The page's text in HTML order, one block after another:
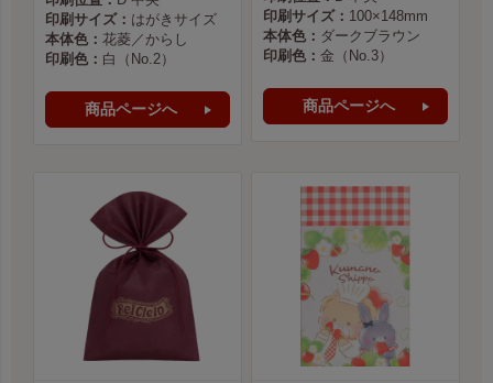
印刷サイズ： はがきサイズ
本体色： 花菱／からし
印刷色： 白（No.2）
商品ページへ
印刷サイズ： 100×148mm
本体色： ダークブラウン
印刷色： 金（No.3）
商品ページへ